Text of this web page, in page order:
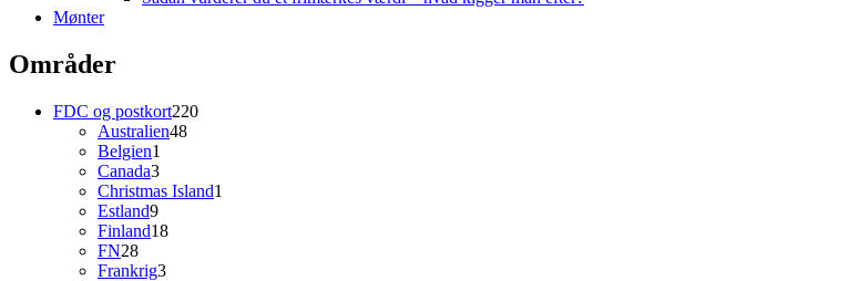
Mønter
Områder
FDC og postkort220220
Australien4848
Belgien1
Canada33
varer
Christmas Island1
Estland99
varer
Finland1818
FN2828
varer
Frankrig33